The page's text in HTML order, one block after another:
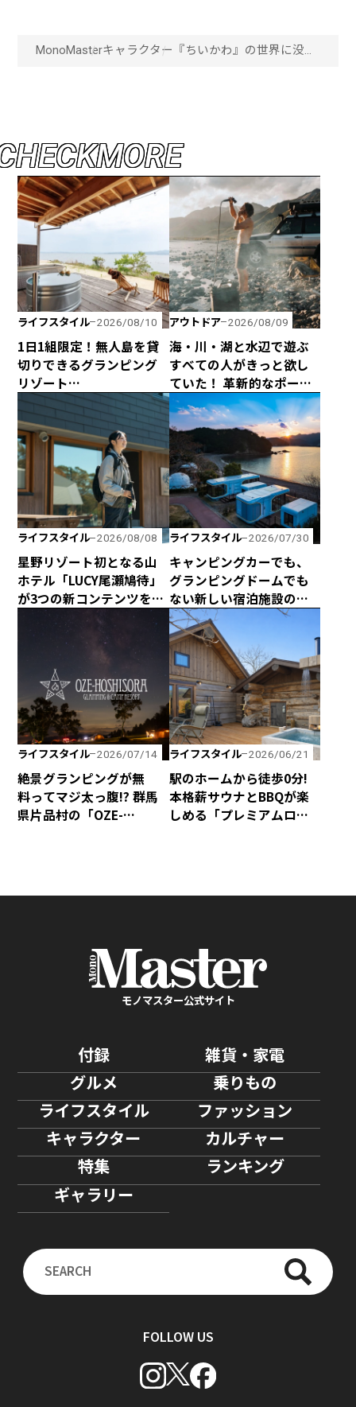
MonoMasterキャラクター 『ちいかわ』の世界に没入
HECKMORE
ライフスタイル 2026/08/10
1日1組限定！無人島を貸
切りできるグランピング
リゾート
「EXTRAORDINARY
PLACE MOTOSHIMA」に
行ってみたい！
アウトドア 2026/08/09
海・川・湖と水辺で遊ぶ
すべての人がきっと欲し
ていた！ 革新的なポータ
ブルシャワーシステム
「ONTAP ROAM」が日本
初上陸！
ライフスタイル 2026/08/08
星野リゾート初となる山
ホテル「LUCY尾瀬鳩待」
が3つの新コンテンツを企
画して、2026年シーズン
は4月29日に全館営業開
ライフスタイル 2026/07/30
キャンピングカーでも、
グランピングドームでも
ない新しい宿泊施設のカ
タチ！ 海と山に囲まれた
熊野の最新型カプセルハ
ウス「ザ・グランスイー
ト」
ライフスタイル 2026/07/14
絶景グランピングが無
料ってマジ太っ腹!? 群馬
県片品村の「OZE-
ライフスタイル 2026/06/21
駅のホームから徒歩0分!
本格薪サウナとBBQが楽
しめる「プレミアムログ
モノマスター公式サイト
付録
雑貨・家電
グルメ
乗りもの
ライフスタイル
ファッション
キャラクター
カルチャー
特集
ランキング
ギャラリー
FOLLOW US